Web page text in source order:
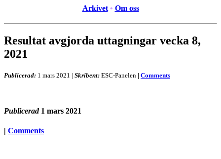
Arkivet • Om oss
Resultat avgjorda uttagningar vecka 8,
2021
Publicerad: 1 mars 2021 | Skribent: ESC-Panelen | Comments
Publicerad 1 mars 2021
| Comments